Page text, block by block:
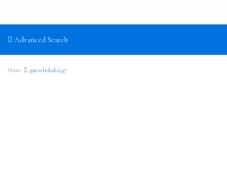
Advanced Search
Home gucrebekah1547